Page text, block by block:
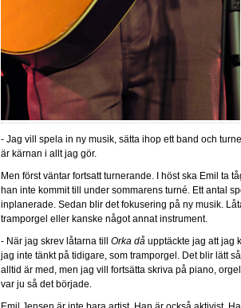
- Jag vill spela in ny musik, sätta ihop ett band och
är kärnan i allt jag gör.
Men först väntar fortsatt turnerande. I höst ska Emil ta
han inte kommit till under sommarens turné. Ett antal
inplanerade. Sedan blir det fokusering på ny musik.
tramporgel eller kanske något annat instrument.
- När jag skrev låtarna till Orka då upptäckte jag att jag
jag inte tänkt på tidigare, som tramporgel. Det blir lätt
alltid är med, men jag vill fortsätta skriva på piano,
var ju så det började.